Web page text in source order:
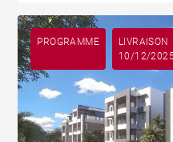
PROGRAMME
LIVRAISON
10/12/2025